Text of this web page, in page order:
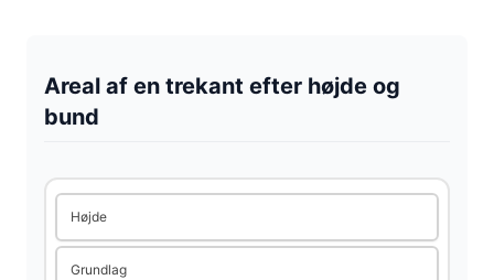
V
Areal af en trekant efter højde og
bund
Højde
Grundlag